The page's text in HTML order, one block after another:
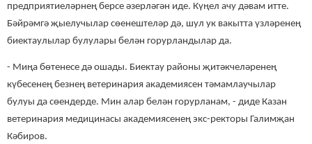
предприятиеләрнең берсе әзерләгән иде. Күңел ачу дәвам итте.
Бәйрәмгә җыелучылар сөенештеләр дә, шул ук вакытта үзләренең
биектаулылар булулары белән горурландылар да.
- Миңа бөтенесе дә ошады. Биектау районы җитәкчеләренең
күбесенең безнең ветеринария академиясен тәмамлаучылар
булуы да сөендерде. Мин алар белән горурланам, - диде Казан
ветеринария медицинасы академиясенең экс-ректоры Галимҗан
Кәбиров.